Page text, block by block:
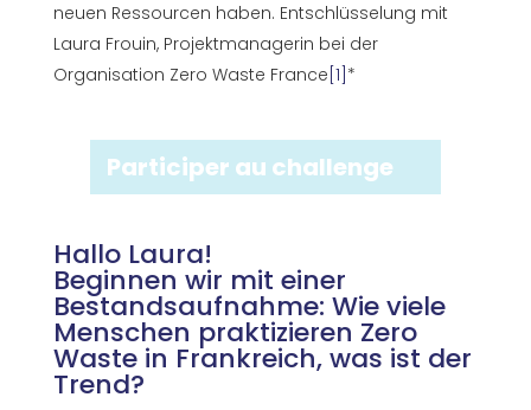
neuen Ressourcen haben. Entschlüsselung mit
Laura Frouin, Projektmanagerin bei der
Organisation Zero Waste France [1] *
Participer au challenge
Hallo Laura!
Beginnen wir mit einer
Bestandsaufnahme: Wie viele
Menschen praktizieren Zero
Waste in Frankreich, was ist der
Trend?